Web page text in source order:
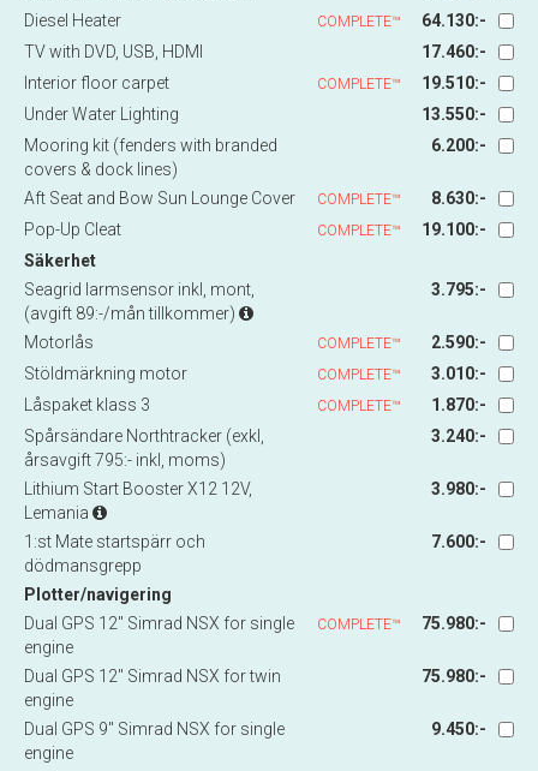
Diesel Heater
COMPLETE™
64.130:-
TV with DVD, USB, HDMI
17.460:-
Interior floor carpet
COMPLETE™
19.510:-
Under Water Lighting
13.550:-
Mooring kit (fenders with branded
covers & dock lines)
6.200:-
Aft Seat and Bow Sun Lounge Cover COMPLETE™
8.630:-
Pop-Up Cleat
COMPLETE™
19.100:-
Säkerhet
Seagrid larmsensor inkl, mont,
(avgift 89:-/mån tillkommer)
3.795:-
Motorlås COMPLETE™
2.590:-
Stöldmärkning motor
COMPLETE™
3.010:-
Låspaket klass 3
COMPLETE™
1.870:-
Spårsändare Northtracker (exkl,
årsavgift 795:- inkl, moms)
3.240:-
Lithium Start Booster X12 12V,
Lemania
3.980:-
1:st Mate startspärr och
dödmansgrepp
7.600:-
Plotter/navigering
Dual GPS 12" Simrad NSX for single
engine
COMPLETE™ 75.980:-
Dual GPS 12" Simrad NSX for twin
engine
75.980:-
Dual GPS 9" Simrad NSX for single
engine
9.450:-